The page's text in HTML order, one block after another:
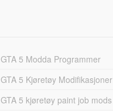
GTA 5 Modda Programmer
GTA 5 Kjøretøy Modifikasjoner
GTA 5 kjøretøy paint job mods